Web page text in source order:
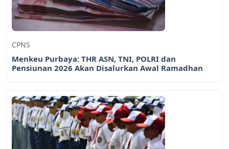
CPNS
Menkeu Purbaya: THR ASN, TNI, POLRI dan
Pensiunan 2026 Akan Disalurkan Awal Ramadhan